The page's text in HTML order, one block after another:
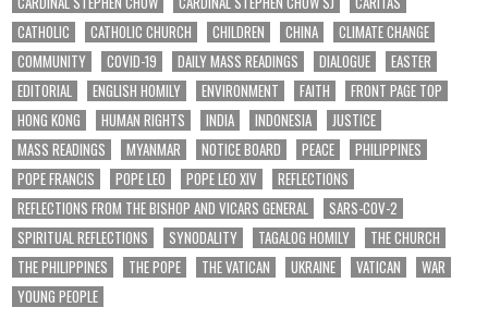
CATHOLIC
CATHOLIC CHURCH CHILDREN CHINA
CLIMATE CHANGE
COMMUNITY
COVID-19 DAILY MASS READINGS DIALOGUE
EASTER
EDITORIAL
ENGLISH HOMILY ENVIRONMENT FAITH
FRONT PAGE TOP
HONG KONG
HUMAN RIGHTS INDIA INDONESIA
JUSTICE
MASS READINGS
MYANMAR NOTICE BOARD PEACE
PHILIPPINES
POPE FRANCIS
POPE LEO POPE LEO XIV
REFLECTIONS
REFLECTIONS FROM THE BISHOP AND VICARS GENERAL
SARS-COV-2
SPIRITUAL REFLECTIONS
SYNODALITY TAGALOG HOMILY
THE CHURCH
THE PHILIPPINES
THE POPE THE VATICAN UKRAINE VATICAN
WAR
YOUNG PEOPLE